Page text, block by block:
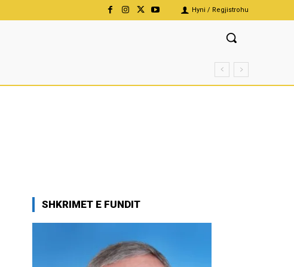
Hyni / Regjistrohu
SHKRIMET E FUNDIT